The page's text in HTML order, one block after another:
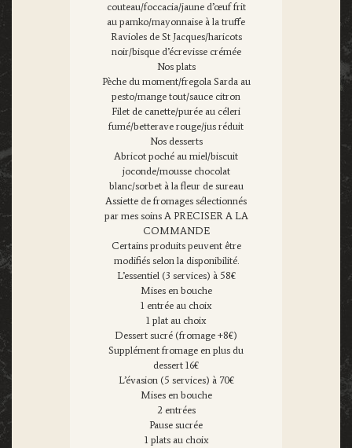
couteau/foccacia/jaune d’œuf frit
au pamko/mayonnaise à la truffe
Ravioles de St Jacques/haricots
noir/bisque d’écrevisse crémée
Nos plats
Pèche du moment/fregola Sarda au
pesto/mange tout/sauce citron
Filet de canette/purée au céleri
fumé/betterave rouge/jus réduit
Nos desserts
Abricot poché au miel/biscuit
joconde/mousse chocolat
blanc/sorbet à la fleur de sureau
Assiette de fromages sélectionnés
par mes soins A PRECISER A LA
COMMANDE
Certains produits peuvent être
modifiés selon la disponibilité.
L’essentiel (3 services) à 58€
Mises en bouche
1 entrée au choix
1 plat au choix
Dessert sucré (fromage +8€)
Supplément fromage en plus du
dessert 16€
L’évasion (5 services) à 70€
Mises en bouche
2 entrées
Pause sucrée
1 plats au choix